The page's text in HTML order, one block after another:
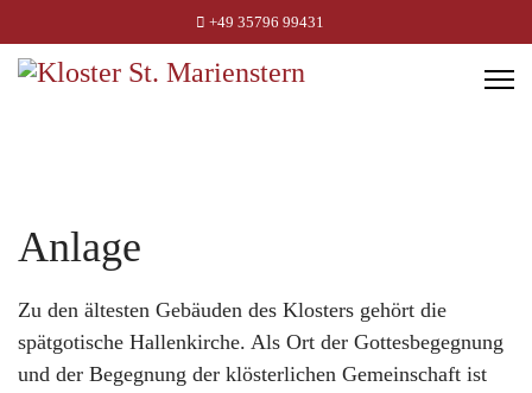
+49 35796 99431
Anlage
Zu den ältesten Gebäuden des Klosters gehört die
spätgotische Hallenkirche. Als Ort der Gottesbegegnung
und der Begegnung der klösterlichen Gemeinschaft ist